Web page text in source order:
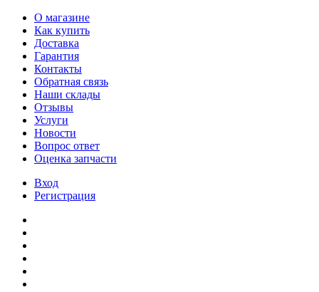
О магазине
Как купить
Доставка
Гарантия
Контакты
Обратная связь
Наши склады
Отзывы
Услуги
Новости
Вопрос ответ
Оценка запчасти
Вход
Регистрация